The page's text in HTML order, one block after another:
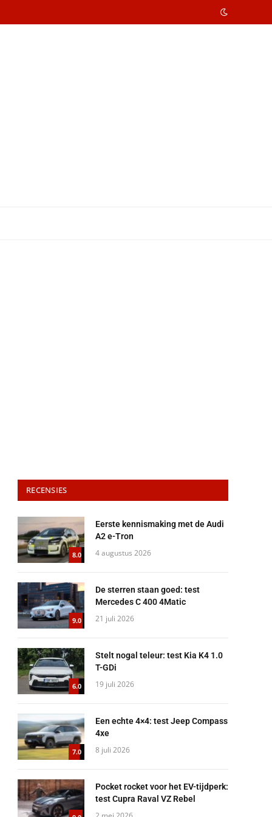
RECENSIES
8.0
Eerste kennismaking met de Audi
A2 e-Tron
4 augustus 2026
9.0
De sterren staan goed: test
Mercedes C 400 4Matic
21 juli 2026
6.0
Stelt nogal teleur: test Kia K4 1.0
T-GDi
19 juli 2026
7.0
Een echte 4×4: test Jeep Compass
4xe
8 juli 2026
Pocket rocket voor het EV-tijdperk:
test Cupra Raval VZ Rebel